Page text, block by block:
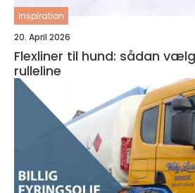
inspiration
20. April 2026
Flexliner til hund: sådan
rulleline